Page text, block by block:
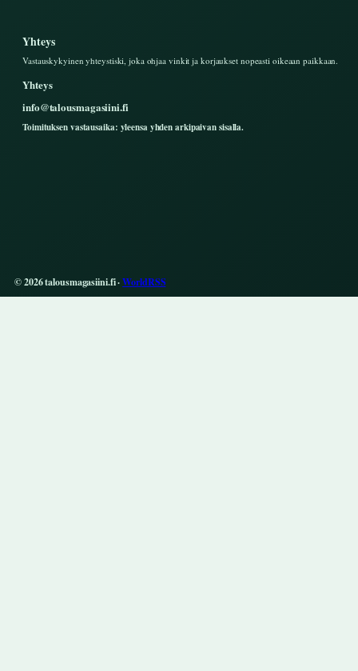
Yhteys
Vastauskykyinen yhteystiski, joka ohjaa vinkit ja korjaukset nopeasti oikeaan paikkaan.
Yhteys
info@talousmagasiini.fi
Toimituksen vastausaika: yleensa yhden arkipaivan sisalla.
© 2026 talousmagasiini.fi ·WorldRSS